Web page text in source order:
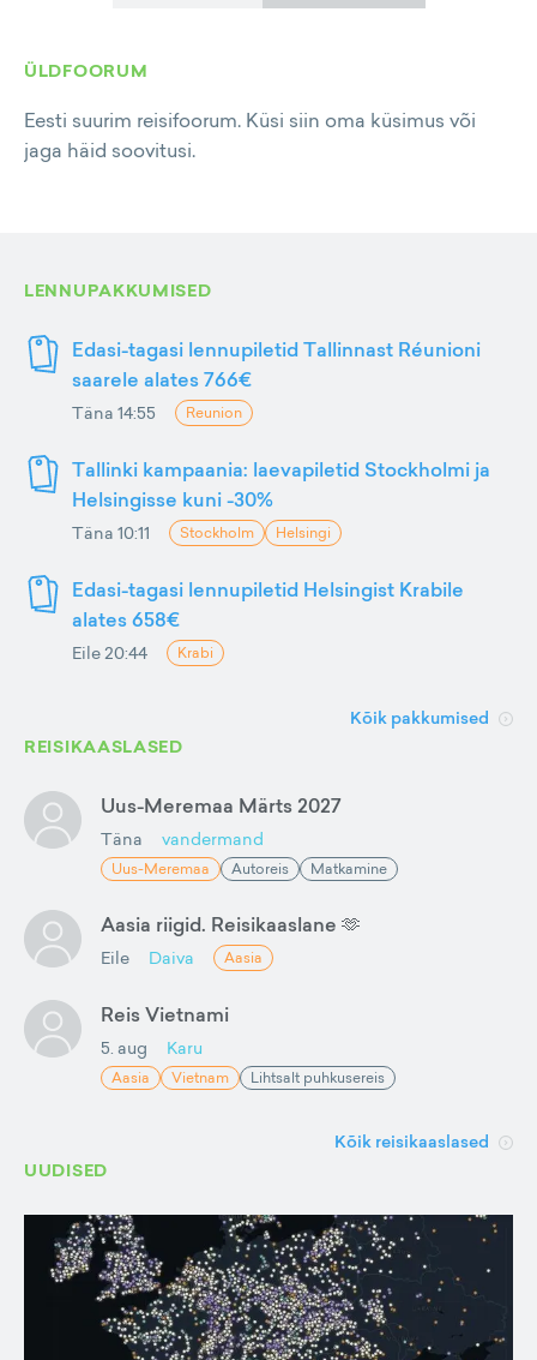
ÜLDFOORUM
Eesti suurim reisifoorum. Küsi siin oma küsimus või
jaga häid soovitusi.
LENNUPAKKUMISED
Edasi-tagasi lennupiletid Tallinnast Réunioni
saarele alates 766€
Täna 14:55 Reunion
Tallinki kampaania: laevapiletid Stockholmi ja
Helsingisse kuni -30%
Täna 10:11 Stockholm Helsingi
Edasi-tagasi lennupiletid Helsingist Krabile
alates 658€
Eile 20:44 Krabi
Kõik pakkumised
REISIKAASLASED
Uus-Meremaa Märts 2027
Täna vandermand
Uus-Meremaa Autoreis Matkamine
Aasia riigid. Reisikaaslane 🫶
Eile Daiva Aasia
Reis Vietnami
5. aug Karu
Aasia Vietnam Lihtsalt puhkusereis
Kõik reisikaaslased
UUDISED